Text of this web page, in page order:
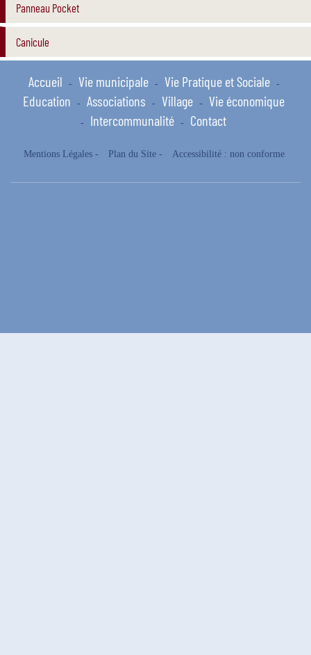
Panneau Pocket
Canicule
Accueil - Vie municipale - Vie Pratique et Sociale -
Education - Associations - Village - Vie économique
- Intercommunalité - Contact
Mentions Légales- Plan du Site- Accessibilité : non conforme